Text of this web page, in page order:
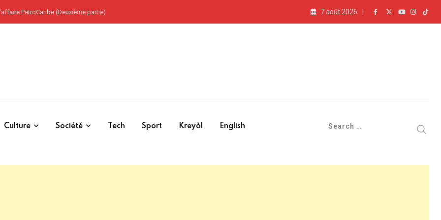
l’Ouest 7 août 2026
Culture Société Tech Sport Kreyòl English